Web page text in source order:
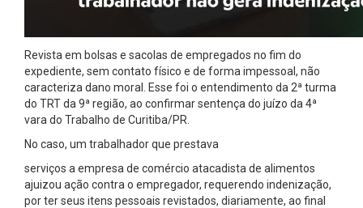
Revista em bolsas e sacolas de empregados no fim do
expediente, sem contato físico e de forma impessoal, não
caracteriza dano moral. Esse foi o entendimento da 2ª turma
do TRT da 9ª região, ao confirmar sentença do juízo da 4ª
vara do Trabalho de Curitiba/PR.
No caso, um trabalhador que prestava
serviços a empresa de comércio atacadista de alimentos
ajuizou ação contra o empregador, requerendo indenização,
por ter seus itens pessoais revistados, diariamente, ao final